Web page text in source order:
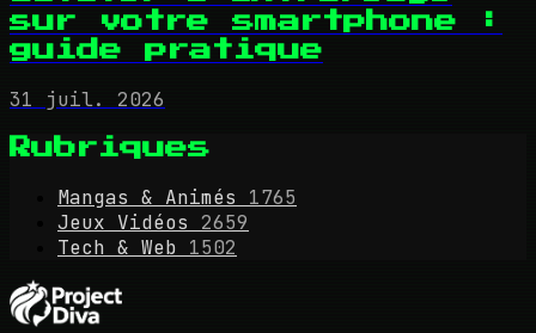
sur votre smartphone :
guide pratique
31 juil. 2026
Rubriques
Mangas & Animés
1765
Jeux Vidéos
2659
Tech & Web 1502